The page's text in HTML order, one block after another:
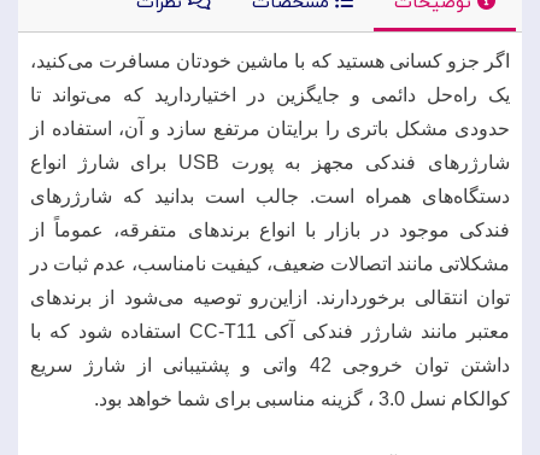
اگر جزو کسانی هستید که با ماشین خودتان مسافرت می‌کنید،
یک راه‌حل دائمی و جایگزین در اختیاردارید که می‌تواند تا
حدودی مشکل باتری را برایتان مرتفع سازد و آن، استفاده از
شارژرهای فندکی مجهز به پورت USB برای شارژ انواع
دستگاه‌های همراه است. جالب است بدانید که شارژرهای
فندکی موجود در بازار با انواع برندهای متفرقه، عموماً از
مشکلاتی مانند اتصالات ضعیف، کیفیت نامناسب، عدم ثبات در
توان انتقالی برخوردارند. ازاین‌رو توصیه می‌شود از برندهای
معتبر مانند شارژر فندکی آکی CC-T11 استفاده شود که با
داشتن توان خروجی 42 واتی و پشتیبانی از شارژ سریع
کوالکام نسل 3.0 ، گزینه مناسبی برای شما خواهد بود.